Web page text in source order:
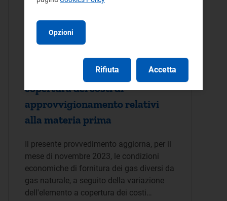
condizioni economiche di
fornitura dei gas diversi dal
gas naturale, a seguito della
variazione dell’elemento a
copertura dei costi di
approvvigionamento relativi
alla materia prima
Il presente provvedimento aggiorna, per il
mese di novembre 2023, le condizioni
economiche di fornitura dei gas diversi da
gas naturale, a seguito della variazione
dell'elemento a copertura dei costi…
Opzioni
Rifiuta Accetta